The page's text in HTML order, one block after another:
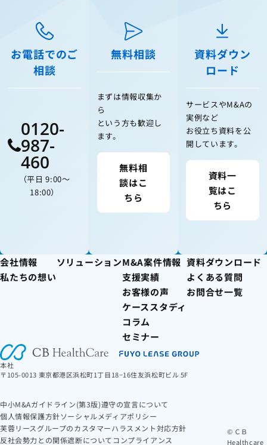
お電話でのご
相談
0120-
987-
460
（平日 9:00〜
18:00）
無料相談
まずは情報収集か
ら
という方も歓迎し
ます。
無料相
談はこ
ちら
資料ダウン
ロード
サービスやM&Aの
実例など
お役立ち資料を公
開しています。
資料一
覧はこ
ちら
会社情報
私たちの想い
ソリューションM&A案件情報
支援実績
お客様の声
ケーススタディ
コラム
セミナー
資料ダウンロード
よくある質問
お問合せ一覧
本社
〒105-0013 東京都港区浜松町1丁目18−16住友浜松町ビル 5F
中小M&Aガイドライン(第3版)遵守の宣言について
個人情報保護方針ソーシャルメディアポリシー
芙蓉リースグループのカスタマーハラスメント対応方針
反社会勢力との関係遮断について コンプライアンス
© ＣＢ
Healthcare